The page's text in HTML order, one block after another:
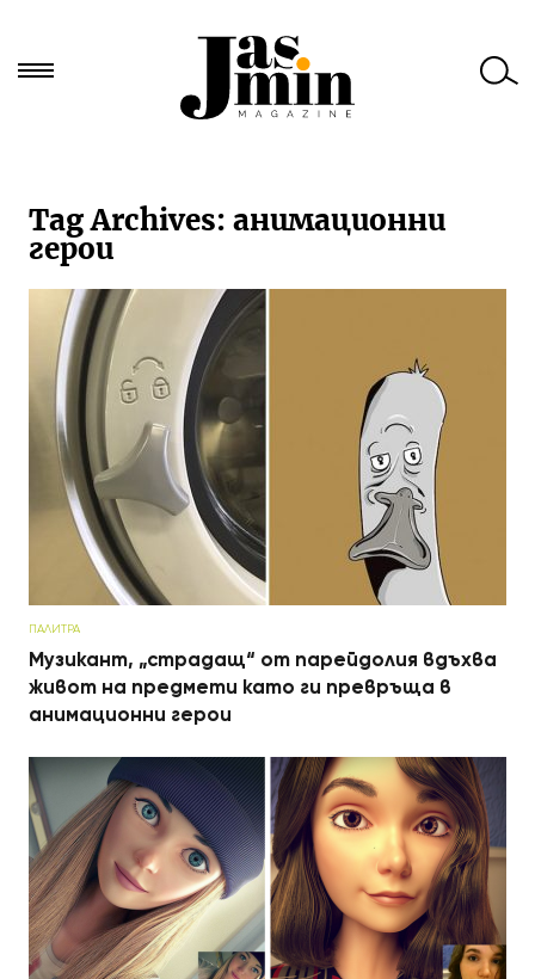
за:Tag Archives: анимационни
герои
ПАЛИТРА
Музикант, „страдащ“ от парейдолия вдъхва
живот на предмети като ги превръща в
анимационни герои